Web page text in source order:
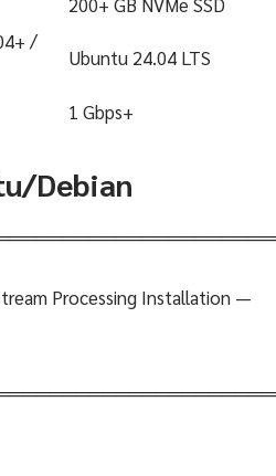
/
Ubuntu 24.04 LTS
1 Gbps+
Debian
Processing Installation —